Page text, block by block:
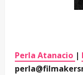
Perla Atanacio |